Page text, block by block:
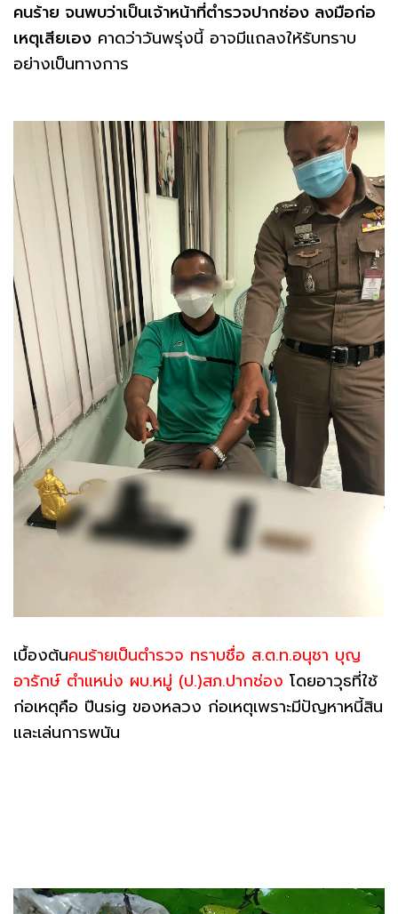
คนร้าย จนพบว่าเป็นเจ้าหน้าที่ตำรวจปากช่อง ลงมือก่อ
เหตุเสียเอง คาดว่าวันพรุ่งนี้ อาจมีแถลงให้รับทราบ
อย่างเป็นทางการ
เบื้องต้นคนร้ายเป็นตำรวจ ทราบชื่อ ส.ต.ท.อนุชา บุญ
อารักษ์ ตำแหน่ง ผบ.หมู่ (ป.)สภ.ปากช่อง โดยอาวุธที่ใช้
ก่อเหตุคือ ปืนsig ของหลวง ก่อเหตุเพราะมีปัญหาหนี้สิน
และเล่นการพนัน